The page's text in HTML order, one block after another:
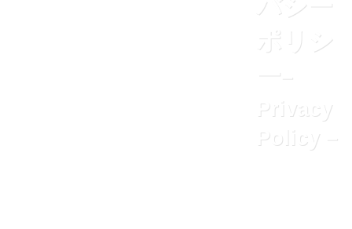
バシー
ポリシ
Privacy
Policy –